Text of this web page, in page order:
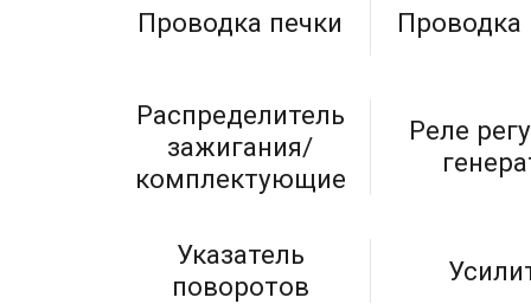
Проводка печки Проводка
Распределитель
зажигания/
комплектующие
Реле
Указатель
поворотов